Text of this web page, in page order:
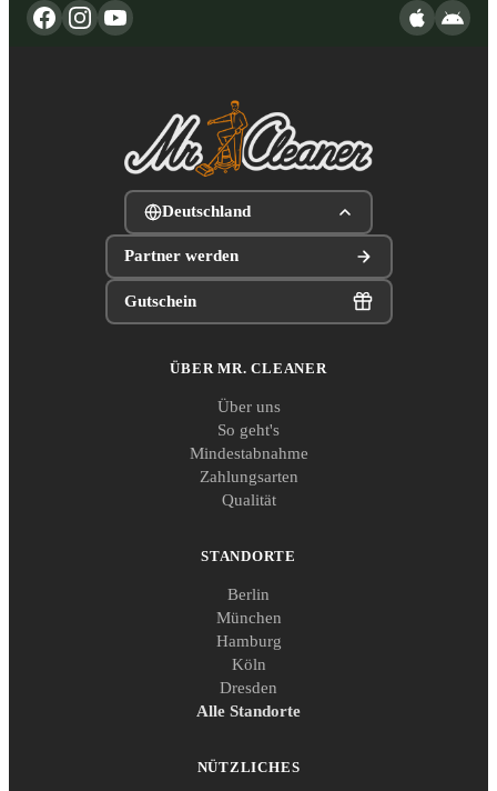
Deutschland
Partner werden
Gutschein
ÜBER MR. CLEANER
Über uns
So geht's
Mindestabnahme
Zahlungsarten
Qualität
STANDORTE
Berlin
München
Hamburg
Köln
Dresden
Alle Standorte
NÜTZLICHES